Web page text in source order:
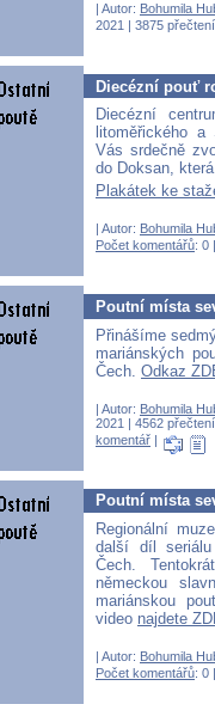
| Autor: Bohumila
2021 | 3875
Diecézní pouť
Diecézní
litoměřického a
Vás srdečně
do Doksan,
Plakátek ke
| Autor: Bohumila
Počet komentářů: 0
Poutní místa
Přinášíme
mariánských
Čech. Odkaz
| Autor: Bohumila
2021 | 4562
komentář |
Poutní místa
Regionální
další díl
Čech.
německou
mariánskou
video najdete
| Autor: Bohumila
Počet komentářů: 0